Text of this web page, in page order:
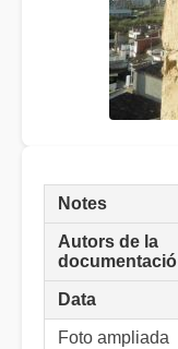
Notes
Autors de la
documentació
Data
Foto ampliada